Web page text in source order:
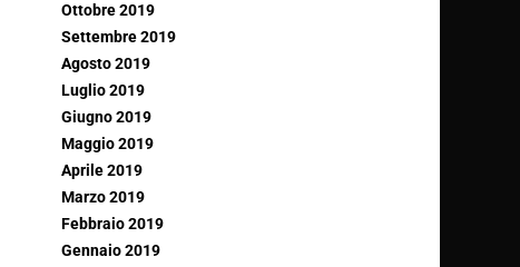
Ottobre 2019
Settembre 2019
Agosto 2019
Luglio 2019
Giugno 2019
Maggio 2019
Aprile 2019
Marzo 2019
Febbraio 2019
Gennaio 2019